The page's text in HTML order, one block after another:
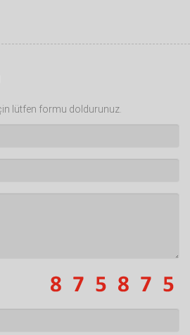
lütfen formu doldurunuz.